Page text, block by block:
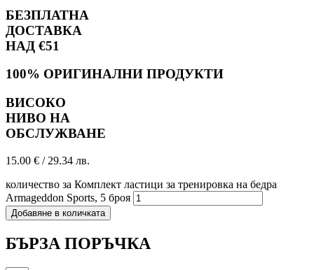
БЕЗПЛАТНА
ДОСТАВКА
НАД €51
100% ОРИГИНАЛНИ ПРОДУКТИ
ВИСОКО
НИВО НА
ОБСЛУЖВАНЕ
15.00 € / 29.34 лв.
количество за Комплект ластици за тренировка на бедра
Armageddon Sports, 5 броя
Добавяне в количката
БЪРЗА ПОРЪЧКА